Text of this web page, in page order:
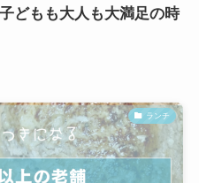
どもも大人も大満足の時
ランチ